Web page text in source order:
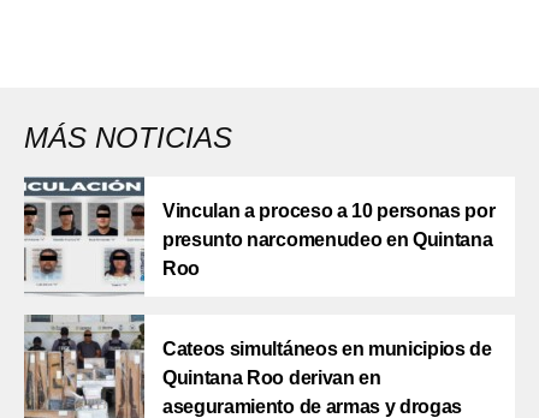
MÁS NOTICIAS
Vinculan a proceso a 10 personas por
presunto narcomenudeo en Quintana
Roo
Cateos simultáneos en municipios de
Quintana Roo derivan en
aseguramiento de armas y drogas